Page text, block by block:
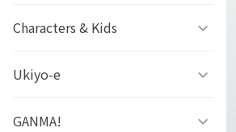
グリモア
ドールズフロントライン
2：エクシリウム
SELECTION PROJECT
OVA「薄桜鬼」
スローループ
ソラノヤ
あおき
京都の三毛猫さん
西條ユリカ
水鏡ひづめ
Characters & Kids
どっちが強い!?
ぼのぼの
Ukiyo-e
浮世絵ファミマプリント
GANMA!